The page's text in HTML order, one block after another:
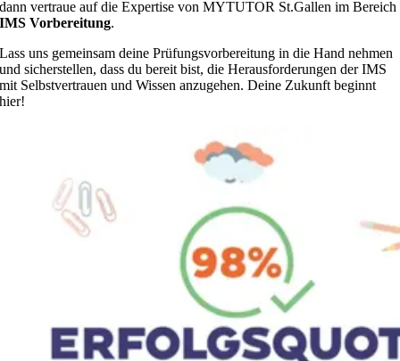
dann vertraue auf die Expertise von MYTUTOR St.Gallen im Bereich
IMS Vorbereitung.
Lass uns gemeinsam deine Prüfungsvorbereitung in die Hand nehmen
und sicherstellen, dass du bereit bist, die Herausforderungen der IMS
mit Selbstvertrauen und Wissen anzugehen. Deine Zukunft beginnt
hier!